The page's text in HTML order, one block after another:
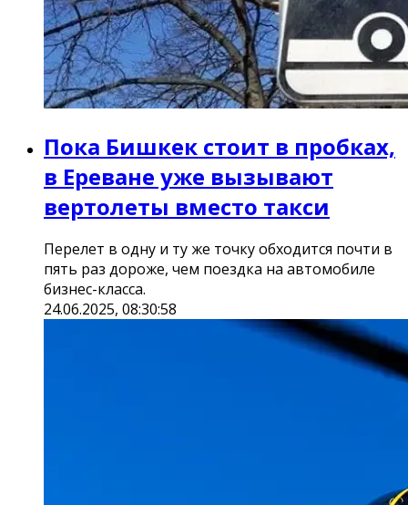
Пока Бишкек стоит в пробках,
в Ереване уже вызывают
вертолеты вместо такси
Перелет в одну и ту же точку обходится почти в
пять раз дороже, чем поездка на автомобиле
бизнес-класса.
24.06.2025, 08:30:58